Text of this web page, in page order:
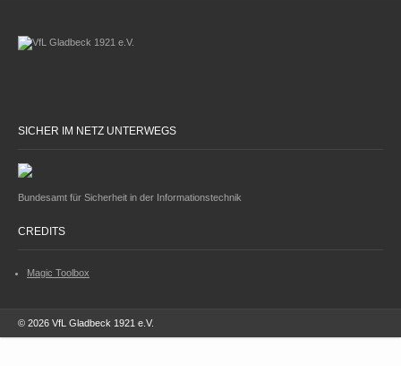
SICHER IM NETZ UNTERWEGS
Bundesamt für Sicherheit in der Informationstechnik
CREDITS
Magic Toolbox
© 2026 VfL Gladbeck 1921 e.V.